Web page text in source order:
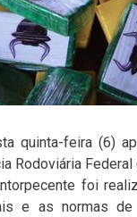
quinta-feira (6)
Rodoviária
foi
e as normas